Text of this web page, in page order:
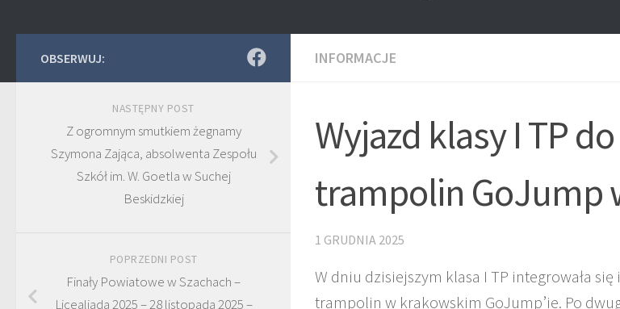
INFORMACJE
Wyjazd klasy I TP
trampolin GoJump
1 GRUDNIA 2025
W dniu dzisiejszym klasa I TP integrowała
trampolin w krakowskim GoJump’ie. Po
OBSERWUJ:
NASTĘPNY POST
Z ogromnym smutkiem żegnamy
Szymona Zająca, absolwenta Zespołu
Szkół im. W. Goetla w Suchej
Beskidzkiej
POPRZEDNI POST
Finały Powiatowe w Szachach –
Licealiada 2025 – 28 listopada 2025 –